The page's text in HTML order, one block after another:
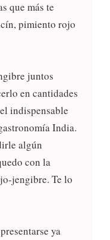
que más te
pimiento rojo
juntos
en cantidades
indispensable
India.
algún
con la
jengibre. Te lo
ya